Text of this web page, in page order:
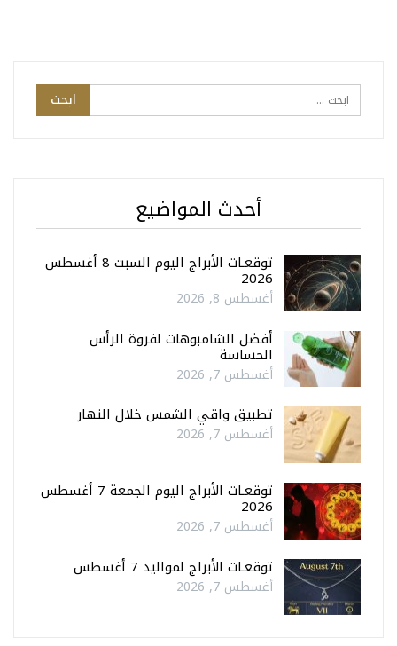
أحدث المواضيع
توقعـات الأبراج اليوم السبت 8 أغسطس
2026
أغسطس 8, 2026
أفضل الشامبوهات لفروة الرأس
الحساسة
أغسطس 7, 2026
تطبيق واقي الشمس خلال النهار
أغسطس 7, 2026
توقعـات الأبراج اليوم الجمعة 7 أغسطس
2026
أغسطس 7, 2026
توقعـات الأبراج لمواليد 7 أغسطس
أغسطس 7, 2026